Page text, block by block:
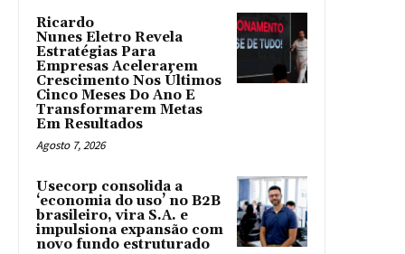
Ricardo
Nunes Eletro Revela
Estratégias Para
Empresas Acelerarem
Crescimento Nos Últimos
Cinco Meses Do Ano E
Transformarem Metas
Em Resultados
Agosto 7, 2026
Usecorp consolida a
‘economia do uso’ no B2B
brasileiro, vira S.A. e
impulsiona expansão com
novo fundo estruturado